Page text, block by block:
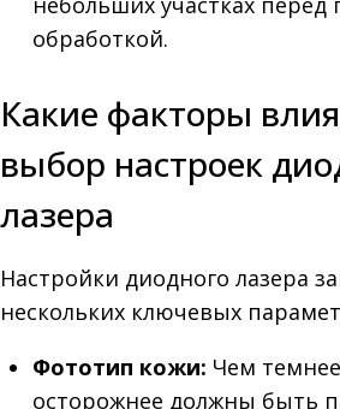
обработкой.
Какие факторы
выбор настроек
лазера
Настройки диодного лазера
нескольких ключевых
Фототип кожи: Чем
осторожнее должны быть